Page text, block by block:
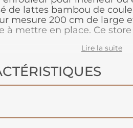
de lattes bambou de
mesure 200 cm de large
à mettre en place. Ce
ou des extérieurs abrités.
Lire la suite